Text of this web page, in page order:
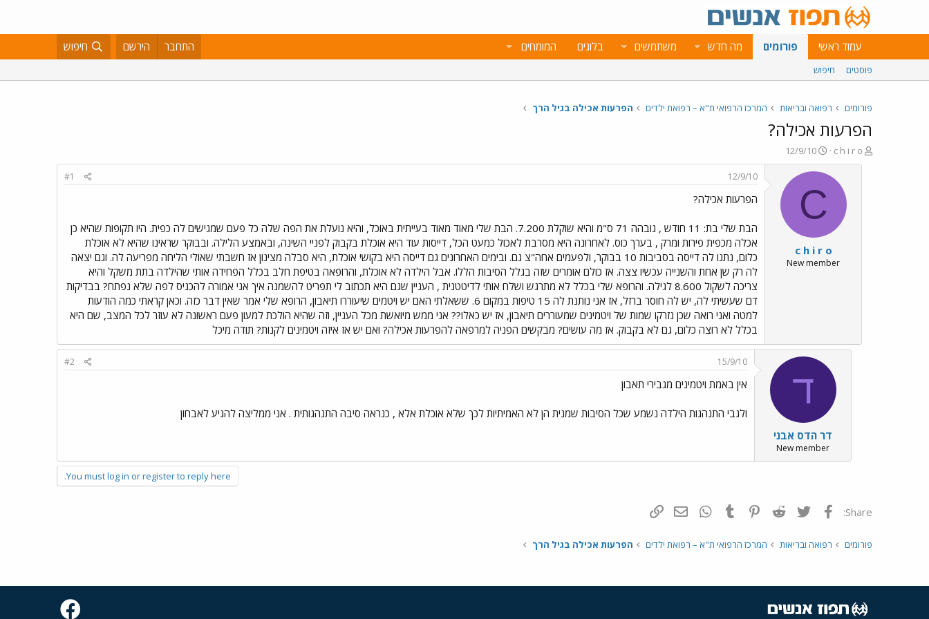
עמוד ראשי פורומים מה חדש משתמשים בלוגים המומחים התחבר הירשם חיפוש
פוסטים חיפוש
פורומים רפואה ובריאות המרכז הרפואי ת"א – רפואת ילדים הפרעות אכילה בגיל הרך
הפרעות אכילה?
פ
ו
c h i r o
פ
ו
ר
ס
א
ר
י
12/9/10
C
c h i r o
New member
12/9/10
#1
הפרעות אכילה?
הבת שלי בת: 11 חודש , גובהה 71 ס"מ והיא שוקלת 7.200. הבת שלי מאוד מאוד בעייתית באוכל, והיא נועלת את הפה שלה כל פעם שמגישים לה כפית. היו תקופות שהיא כן
אכלה מכפית פירות ומרק , בערך כוס. לאחרונה היא מסרבת לאכול כמעט הכל, דייסות עוד היא אוכלת בקבוק לפניי השינה, ובאמצע הלילה. ובבוקר שראינו שהיא לא אוכלת
כלום, נתנו לה דייסה בסביבות 10 בבוקר, ולפעמים אחה"צ גם. ובימים האחרונים גם דייסה היא בקושי אוכלת, היא סבלה מצינון אז חשבתי שאולי הליחה מפריעה לה. וגם יצאה
לה רק שן אחת והשנייה עכשיו צצה. אז כולם אומרים שזה בגלל הסיבות הללו. אבל הילדה לא אוכלת, והרופאה בטיפת חלב בכלל הפחידה אותי שהילדה בתת משקל והיא
צריכה לשקול 8.600 לגילה. והרופא שלי בכלל לא מתרגש ושלח אותי לדיטטנית , העניין שגם היא תכתוב לי תפריט להשמנה איך אני אמורה להכניס לפה שלא נפתח? בבדיקות
דם שעשיתי לה, יש לה חוסר ברזל, אז אני נותנת לה 15 טיפות במקום 6. ששאלתי האם יש ויטמים שיעוררו תיאבון, הרופא שלי אמר שאין דבר כזה. וכאן קראתי כמה הודעות
למטה ואני רואה שכן נזרקו שמות של ויטמינים שמעוררים תיאבון, אז יש כאלו?? אני ממש מיואשת מכל העניין, וזה שהיא הולכת למעון פעם ראשונה לא עוזר לכל המצב, שם היא
בכלל לא רוצה כלום, גם לא בקבוק. אז מה עושים? מבקשים הפניה למרפאה להפרעות אכילה? ואם יש אז איזה ויטמינים לקנות? תודה מיכל
ד
דר הדס אבני
New member
15/9/10
#2
אין באמת ויטמינים מגבירי תאבון
ולגבי התנהגות הילדה נשמע שכל הסיבות שמנית הן לא האמיתיות לכך שלא אוכלת אלא , כנראה סיבה התנהגותית . אני ממליצה להגיע לאבחון
You must log in or register to reply here.
Share: פייסבוק Twitter
Reddit
Pinterest
Tumblr
WhatsAppדואר אלקטרוני
פורומים רפואה ובריאות המרכז הרפואי ת"א – רפואת ילדים הפרעות אכילה בגיל הרך